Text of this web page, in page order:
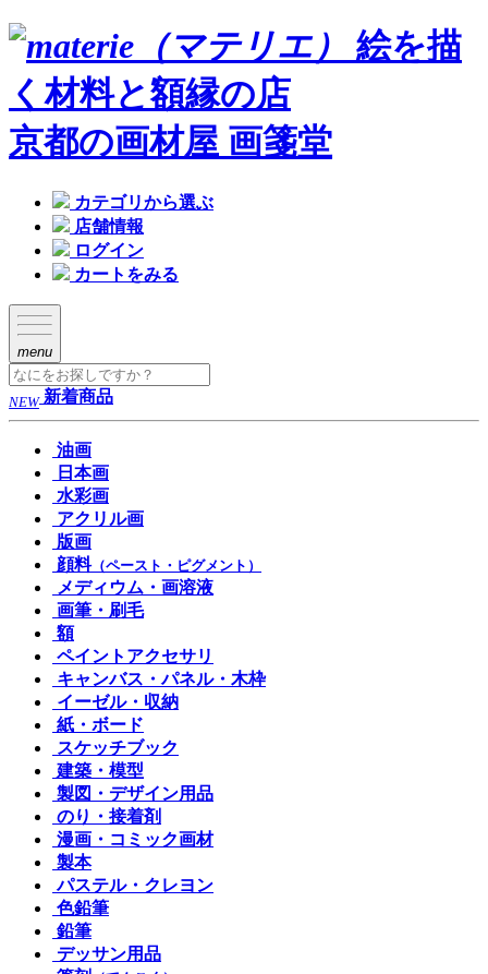
絵を描
く材料と額縁の店
京都の画材屋 画箋堂
カテゴリから選ぶ
店舗情報
ログイン
カートをみる
menu
NEW 新着商品
油画
日本画
水彩画
アクリル画
版画
顔料（ペースト・ピグメント）
メディウム・画溶液
画筆・刷毛
額
ペイントアクセサリ
キャンバス・パネル・木枠
イーゼル・収納
紙・ボード
スケッチブック
建築・模型
製図・デザイン用品
のり・接着剤
漫画・コミック画材
製本
パステル・クレヨン
色鉛筆
鉛筆
デッサン用品